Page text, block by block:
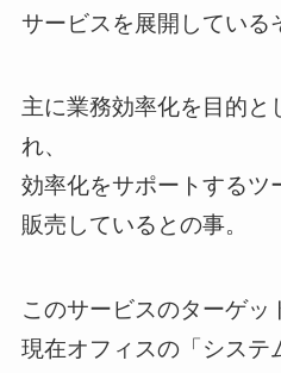
サービスを展開している
主に業務効率化を目的と
れ、
効率化をサポートするツ
販売しているとの事。
このサービスのターゲッ
現在オフィスの「システ